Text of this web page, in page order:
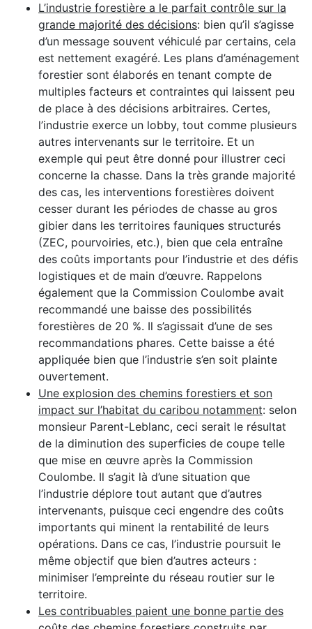
L’industrie forestière a le parfait contrôle sur la
grande majorité des décisions: bien qu’il s’agisse
d’un message souvent véhiculé par certains, cela
est nettement exagéré. Les plans d’aménagement
forestier sont élaborés en tenant compte de
multiples facteurs et contraintes qui laissent peu
de place à des décisions arbitraires. Certes,
l’industrie exerce un lobby, tout comme plusieurs
autres intervenants sur le territoire. Et un
exemple qui peut être donné pour illustrer ceci
concerne la chasse. Dans la très grande majorité
des cas, les interventions forestières doivent
cesser durant les périodes de chasse au gros
gibier dans les territoires fauniques structurés
(ZEC, pourvoiries, etc.), bien que cela entraîne
des coûts importants pour l’industrie et des défis
logistiques et de main d’œuvre. Rappelons
également que la Commission Coulombe avait
recommandé une baisse des possibilités
forestières de 20 %. Il s’agissait d’une de ses
recommandations phares. Cette baisse a été
appliquée bien que l’industrie s’en soit plainte
ouvertement.
Une explosion des chemins forestiers et son
impact sur l’habitat du caribou notamment: selon
monsieur Parent-Leblanc, ceci serait le résultat
de la diminution des superficies de coupe telle
que mise en œuvre après la Commission
Coulombe. Il s’agit là d’une situation que
l’industrie déplore tout autant que d’autres
intervenants, puisque ceci engendre des coûts
importants qui minent la rentabilité de leurs
opérations. Dans ce cas, l’industrie poursuit le
même objectif que bien d’autres acteurs :
minimiser l’empreinte du réseau routier sur le
territoire.
Les contribuables paient une bonne partie des